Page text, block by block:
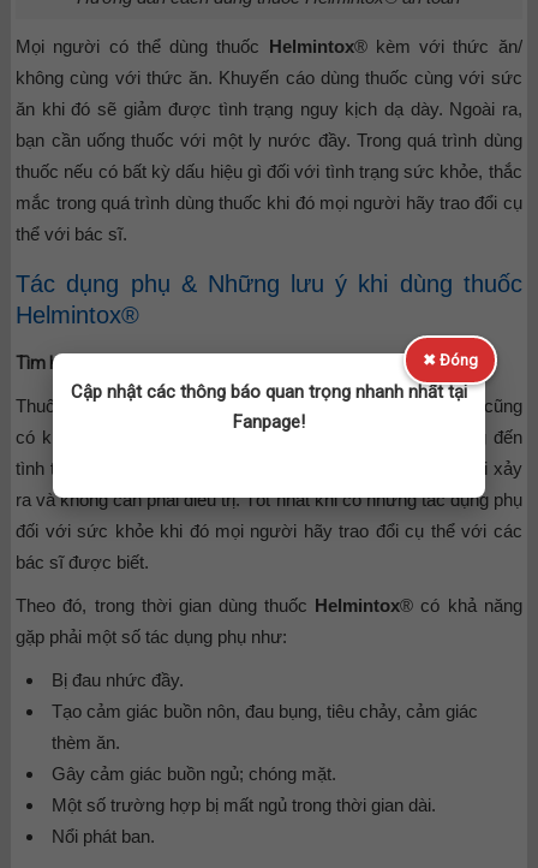
Mọi người có thể dùng thuốc Helmintox® kèm với thức ăn/
không cùng với thức ăn. Khuyến cáo dùng thuốc cùng với sức
ăn khi đó sẽ giảm được tình trạng nguy kịch dạ dày. Ngoài ra,
bạn cần uống thuốc với một ly nước đầy. Trong quá trình dùng
thuốc nếu có bất kỳ dấu hiệu gì đối với tình trạng sức khỏe, thắc
mắc trong quá trình dùng thuốc khi đó mọi người hãy trao đổi cụ
thể với bác sĩ.
Tác dụng phụ & Những lưu ý khi dùng thuốc
Helmintox®
Tìm hiểu về tác dụng của thuốc Helmintox®
Thuốc Helmintox® cũng giống như những loại thuốc khác cũng
có khả năng gây ra một số tác dụng phụ làm ảnh hưởng đến
tình trạng sức khỏe. Đa phần những tác dụng phụ hiếm khi xảy
ra và không cần phải điều trị. Tốt nhất khi có những tác dụng phụ
đối với sức khỏe khi đó mọi người hãy trao đổi cụ thể với các
bác sĩ được biết.
Theo đó, trong thời gian dùng thuốc Helmintox® có khả năng
gặp phải một số tác dụng phụ như:
Bị đau nhức đầy.
Tạo cảm giác buồn nôn, đau bụng, tiêu chảy, cảm giác
thèm ăn.
Gây cảm giác buồn ngủ; chóng mặt.
Một số trường hợp bị mất ngủ trong thời gian dài.
Nổi phát ban.
✖ Đóng
Cập nhật các thông báo quan trọng nhanh nhất tại
Fanpage!